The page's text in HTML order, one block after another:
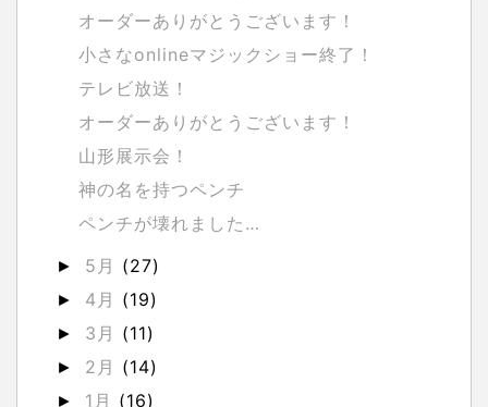
オーダーありがとうございます！
小さなonlineマジックショー終了！
テレビ放送！
オーダーありがとうございます！
山形展示会！
神の名を持つペンチ
ペンチが壊れました…
► 5月 (27)
► 4月 (19)
► 3月 (11)
► 2月 (14)
► 1月 (16)